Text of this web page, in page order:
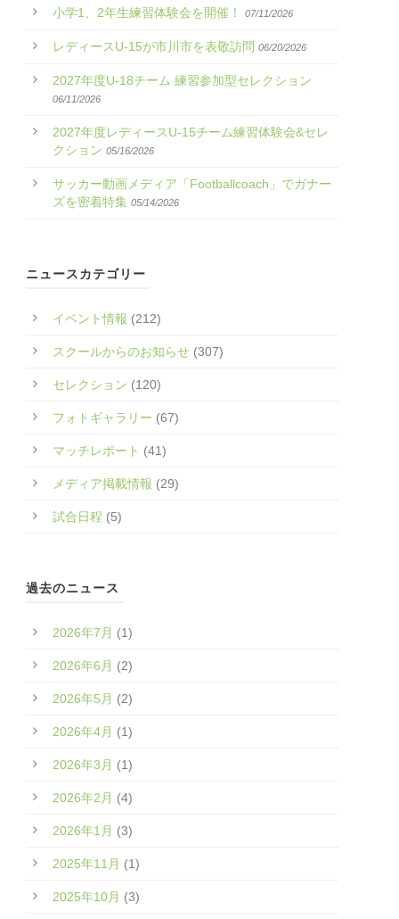
小学1、2年生練習体験会を開催！ 07/11/2026
レディースU-15が市川市を表敬訪問 06/20/2026
2027年度U-18チーム 練習参加型セレクション
06/11/2026
2027年度レディースU-15チーム練習体験会&セレ
クション 05/16/2026
サッカー動画メディア「Footballcoach」でガナー
ズを密着特集 05/14/2026
ニュースカテゴリー
イベント情報 (212)
スクールからのお知らせ (307)
セレクション (120)
フォトギャラリー (67)
マッチレポート (41)
メディア掲載情報 (29)
試合日程 (5)
過去のニュース
2026年7月 (1)
2026年6月 (2)
2026年5月 (2)
2026年4月 (1)
2026年3月 (1)
2026年2月 (4)
2026年1月 (3)
2025年11月 (1)
2025年10月 (3)